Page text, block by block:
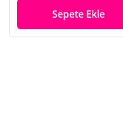
Sepete Ekle